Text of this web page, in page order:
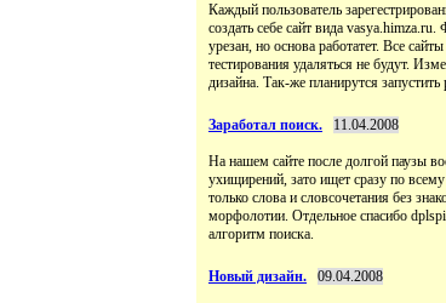
Каждый пользователь
создать себе сайт вида
урезан, но основа работатет. Все
тестирования удаляться не будут.
дизайна. Так-же планирутся
Заработал поиск. 11.04.2008
На нашем сайте после долгой паузы
ухищирений, зато ищет сразу по
только слова и словсочетания без
морфолотии. Отдельное спасибо
алгоритм поиска.
Новый дизайн. 09.04.2008